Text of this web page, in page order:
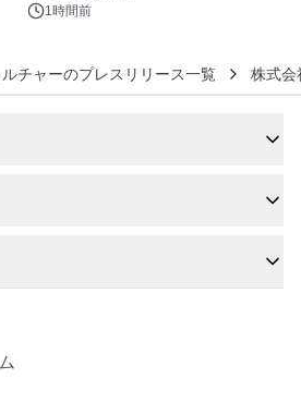
ぐっと豊かに
1時間前
チャーのプレスリリース一覧 株式会